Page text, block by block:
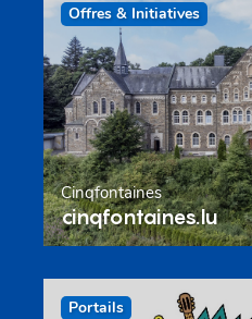
Offres & Initiatives
Cinqfontaines
cinqfontaines.lu
Portails